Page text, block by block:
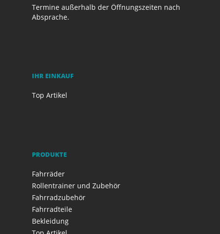
Termine außerhalb der Öffnungszeiten nach
Absprache.
IHR EINKAUF
Top Artikel
PRODUKTE
Fahrräder
Rollentrainer und Zubehör
Fahrradzubehör
Fahrradteile
Bekleidung